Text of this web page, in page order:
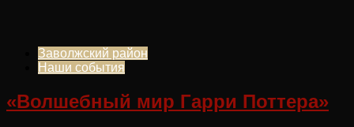
Заволжский район
Наши события
«Волшебный мир Гарри Поттера»